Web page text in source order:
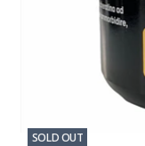
SOLD OUT